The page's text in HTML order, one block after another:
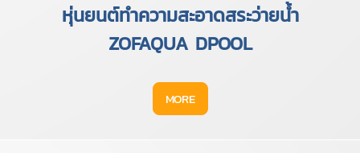
หุ่นยนต์ทำความสะอาดสระว่ายน้ำ
ZOFAQUA DPOOL
MORE